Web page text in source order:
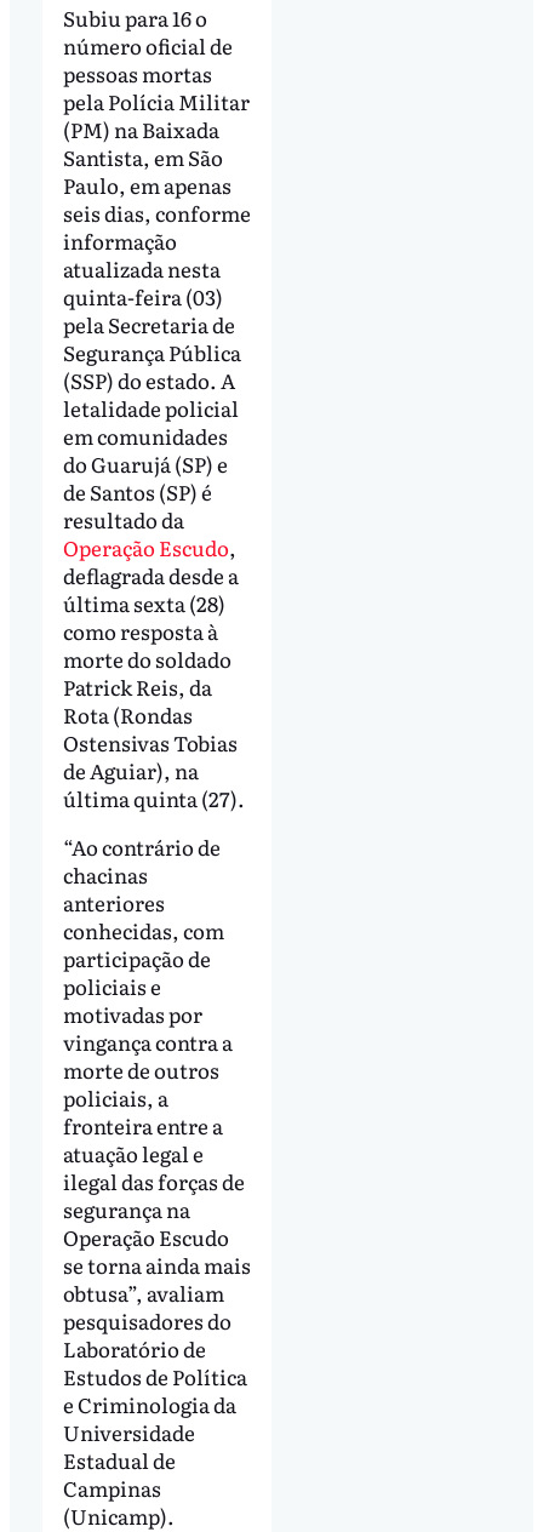
Subiu para 16 o
número oficial de
pessoas mortas
pela Polícia Militar
(PM) na Baixada
Santista, em São
Paulo, em apenas
seis dias, conforme
informação
atualizada nesta
quinta-feira (03)
pela Secretaria de
Segurança Pública
(SSP) do estado. A
letalidade policial
em comunidades
do Guarujá (SP) e
de Santos (SP) é
resultado da
Operação Escudo,
deflagrada desde a
última sexta (28)
como resposta à
morte do soldado
Patrick Reis, da
Rota (Rondas
Ostensivas Tobias
de Aguiar), na
última quinta (27).
“Ao contrário de
chacinas
anteriores
conhecidas, com
participação de
policiais e
motivadas por
vingança contra a
morte de outros
policiais, a
fronteira entre a
atuação legal e
ilegal das forças de
segurança na
Operação Escudo
se torna ainda mais
obtusa”, avaliam
pesquisadores do
Laboratório de
Estudos de Política
e Criminologia da
Universidade
Estadual de
Campinas
(Unicamp).